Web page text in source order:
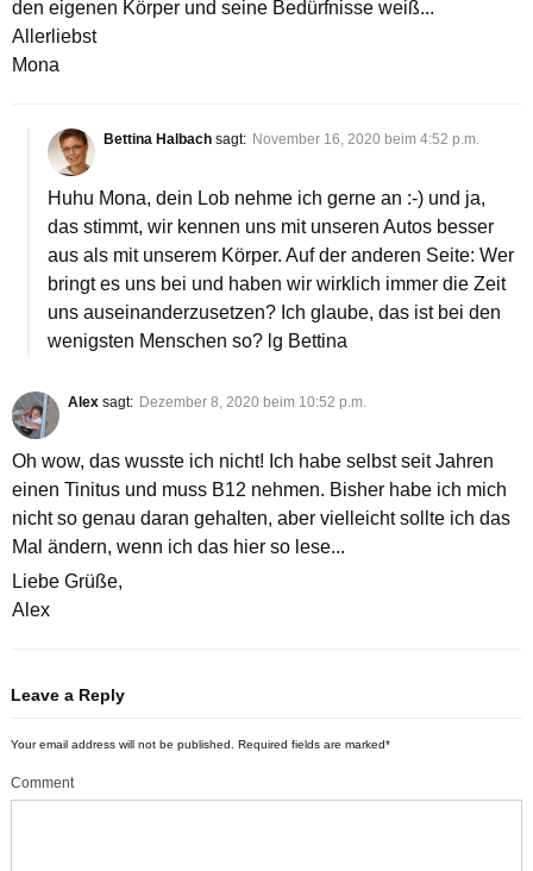
den eigenen Körper und seine Bedürfnisse weiß...
Allerliebst
Mona
Bettina Halbach sagt: November 16, 2020 beim 4:52 p.m.
Huhu Mona, dein Lob nehme ich gerne an :-) und ja,
das stimmt, wir kennen uns mit unseren Autos besser
aus als mit unserem Körper. Auf der anderen Seite: Wer
bringt es uns bei und haben wir wirklich immer die Zeit
uns auseinanderzusetzen? Ich glaube, das ist bei den
wenigsten Menschen so? lg Bettina
Alex sagt: Dezember 8, 2020 beim 10:52 p.m.
Oh wow, das wusste ich nicht! Ich habe selbst seit Jahren
einen Tinitus und muss B12 nehmen. Bisher habe ich mich
nicht so genau daran gehalten, aber vielleicht sollte ich das
Mal ändern, wenn ich das hier so lese...
Liebe Grüße,
Alex
Leave a Reply
Your email address will not be published. Required fields are marked*
Comment